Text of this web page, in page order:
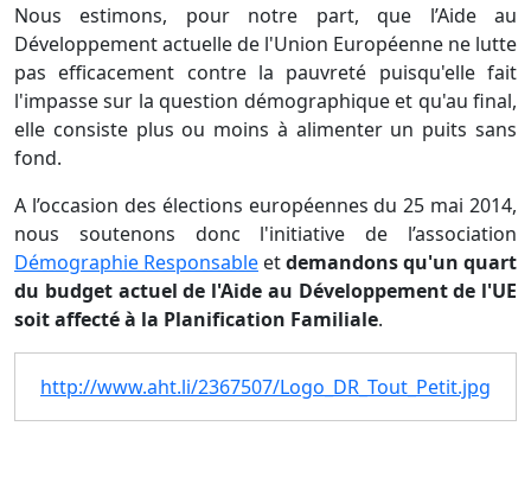
Nous estimons, pour notre part, que l’Aide au
Développement actuelle de l'Union Européenne ne lutte
pas efficacement contre la pauvreté puisqu'elle fait
l'impasse sur la question démographique et qu'au final,
elle consiste plus ou moins à alimenter un puits sans
fond.
A l’occasion des élections européennes du 25 mai 2014,
nous soutenons donc l'initiative de l’association
Démographie Responsable etdemandons qu'un quart
du budget actuel de l'Aide au Développement de l'UE
soit affecté à la Planification Familiale.
http://www.aht.li/2367507/Logo_DR_Tout_Petit.jpg